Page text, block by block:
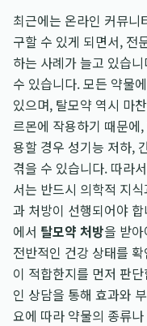
최근에는 온라인 커뮤니
구할 수 있게 되면서, 전
하는 사례가 늘고 있습
수 있습니다. 모든 약물
있으며, 탈모약 역시 마
르몬에 작용하기 때문에
용할 경우 성기능 저하,
겪을 수 있습니다. 따라
서는 반드시 의학적 지
과 처방이 선행되어야
에서 탈모약 처방을 받
전반적인 건강 상태를
이 적합한지를 먼저 판
인 상담을 통해 효과와
요에 따라 약물의 종류